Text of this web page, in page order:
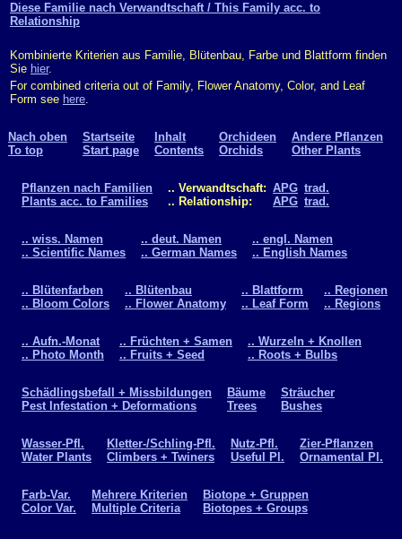
Diese Familie nach Verwandtschaft / This Family acc. to
Relationship
Kombinierte Kriterien aus Familie, Blütenbau, Farbe und Blattform finden
Sie hier.
For combined criteria out of Family, Flower Anatomy, Color, and Leaf
Form see here.
Nach oben
To top
Startseite
Start page
Inhalt
Contents
Orchideen
Orchids
Andere Pflanzen
Other Plants
Pflanzen nach Familien
Plants acc. to Families
.. Verwandtschaft:
.. Relationship:
APG
APG
trad.
trad.
.. wiss. Namen
.. Scientific Names
.. deut. Namen
.. German Names
.. engl. Namen
.. English Names
.. Blütenfarben
.. Bloom Colors
.. Blütenbau
.. Flower Anatomy
.. Blattform
.. Leaf Form
.. Regionen
.. Regions
.. Aufn.-Monat
.. Photo Month
.. Früchten + Samen
.. Fruits + Seed
.. Wurzeln + Knollen
.. Roots + Bulbs
Schädlingsbefall + Missbildungen
Pest Infestation + Deformations
Bäume
Trees
Sträucher
Bushes
Wasser-Pfl.
Water Plants
Kletter-/Schling-Pfl.
Climbers + Twiners
Nutz-Pfl.
Useful Pl.
Zier-Pflanzen
Ornamental Pl.
Farb-Var.
Color Var.
Mehrere Kriterien
Multiple Criteria
Biotope + Gruppen
Biotopes + Groups